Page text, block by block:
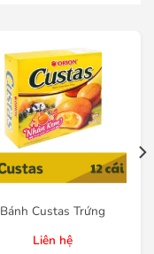
Bánh Custas Trứng
Liên hệ